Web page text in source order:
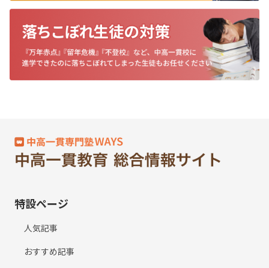
特設ページ
人気記事
おすすめ記事